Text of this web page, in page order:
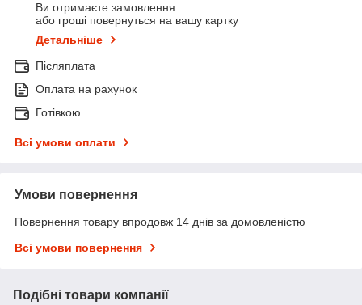
Ви отримаєте замовлення
або гроші повернуться на вашу картку
Детальніше
Післяплата
Оплата на рахунок
Готівкою
Всі умови оплати
Умови повернення
Повернення товару впродовж 14 днів за домовленістю
Всі умови повернення
Подібні товари компанії